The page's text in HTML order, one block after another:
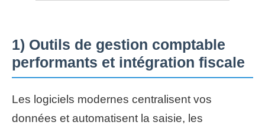
1) Outils de gestion comptable
performants et intégration fiscale
Les logiciels modernes centralisent vos
données et automatisent la saisie, les